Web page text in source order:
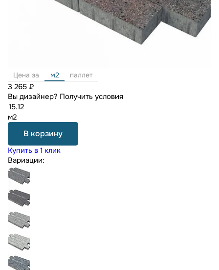
Цена за м2 паллет
3 265 ₽
Вы дизайнер? Получить условия
м2
В корзину
Купить в 1 клик
Вариации: